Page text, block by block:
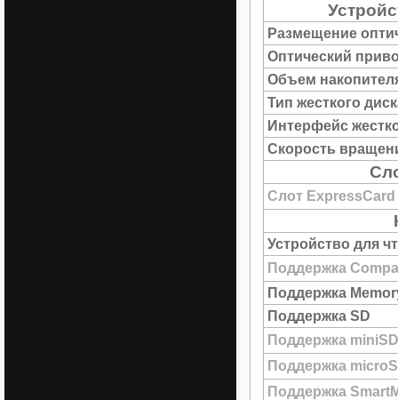
Размещение
Оптический
Объем
Тип жесткого
Интерфейс
Скорость
Слот ExpressCard
Устройство для
Поддержка
Поддержка
Поддержка SD
Поддержка miniSD
Поддержка
Поддержка